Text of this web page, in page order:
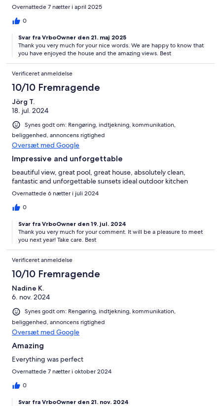
Overnattede 7 nætter i april 2025
0
Svar fra VrboOwner den 21. maj 2025
Thank you very much for your nice words. We are happy to know that
you have enjoyed the house and the amazing views. Best
Verificeret anmeldelse
10/10 Fremragende
Jörg T.
18. jul. 2024
Synes godt om: Rengøring, indtjekning, kommunikation,
beliggenhed, annoncens rigtighed
Oversæt med Google
Impressive and unforgettable
beautiful view, great pool, great house, absolutely clean,
fantastic and unforgettable sunsets ideal outdoor kitchen
Overnattede 6 nætter i juli 2024
0
Svar fra VrboOwner den 19. jul. 2024
Thank you very much for your comment. It will be a pleasure to meet
you next year! Take care. Best
Verificeret anmeldelse
10/10 Fremragende
Nadine K.
6. nov. 2024
Synes godt om: Rengøring, indtjekning, kommunikation,
beliggenhed, annoncens rigtighed
Oversæt med Google
Amazing
Everything was perfect
Overnattede 7 nætter i oktober 2024
0
Svar fra VrboOwner den 21. nov. 2024